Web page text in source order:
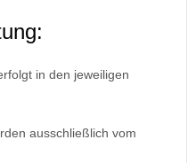
in den jeweiligen
ausschließlich vom